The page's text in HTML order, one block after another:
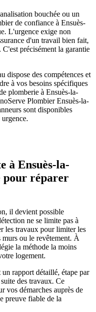
bouchée ou un
de confiance à Ensuès-
L'urgence exige non
d'un travail bien fait,
C'est précisément la garantie
dispose des compétences et
à vos besoins spécifiques
plomberie à Ensuès-la-
Plombier Ensuès-la-
sont disponibles
à Ensuès-la-
pour réparer
il devient possible
ne se limite pas à
les travaux pour limiter les
ou le revêtement. À
la méthode la moins
logement.
rapport détaillé, étape par
des travaux. Ce
vos démarches auprès de
preuve fiable de la